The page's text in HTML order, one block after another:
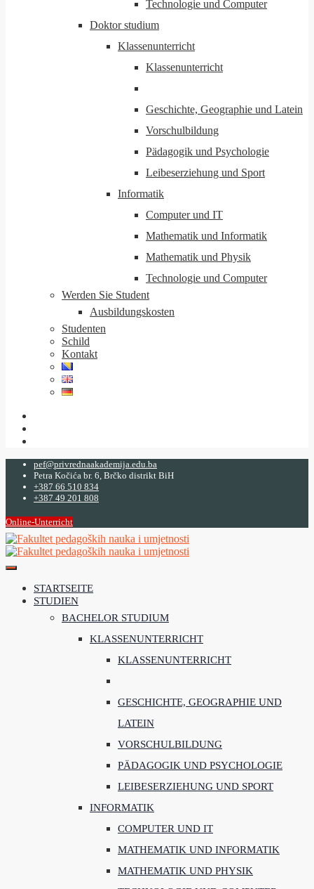
Technologie und Computer
Doktor studium
Klassenunterricht
Klassenunterricht
Geschichte, Geographie und Latein
Vorschulbildung
Pädagogik und Psychologie
Leibeserziehung und Sport
Informatik
Computer und IT
Mathematik und Informatik
Mathematik und Physik
Technologie und Computer
Werden Sie Student
Ausbildungskosten
Studenten
Schild
Kontakt
pef@privrednaakademija.edu.ba
Petra Kočića br. 6, Brčko distrikt BiH
+387 66 510 834
+387 49 201 808
Online-Unterricht
STARTSEITE
STUDIEN
BACHELOR STUDIUM
KLASSENUNTERRICHT
KLASSENUNTERRICHT
GESCHICHTE, GEOGRAPHIE UND
LATEIN
VORSCHULBILDUNG
PÄDAGOGIK UND PSYCHOLOGIE
LEIBESERZIEHUNG UND SPORT
INFORMATIK
COMPUTER UND IT
MATHEMATIK UND INFORMATIK
MATHEMATIK UND PHYSIK